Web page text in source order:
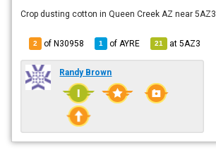
Crop dusting cotton in Queen Creek AZ near 5AZ3
2 of N30958 1 of AYRE 21 at5AZ3
Randy Brown